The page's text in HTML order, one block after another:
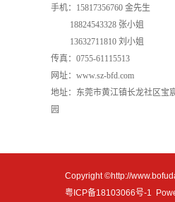
手机：15817356760 金先生
18824543328 张小姐
13632711810 刘小姐
传真：0755-61115513
网址：www.sz-bfd.com
地址：东莞市黄江镇长龙社区宝
园
Copyright ©http://
粤ICP备18103066号-1